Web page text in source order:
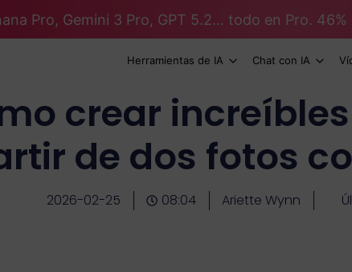
Pro, Gemini 3 Pro, GPT 5.2... todo en Pro. 46%
Herramientas de IA Chat con IA
crear
de dos fotos
2026-02-25 08:04 Ariette Wynn